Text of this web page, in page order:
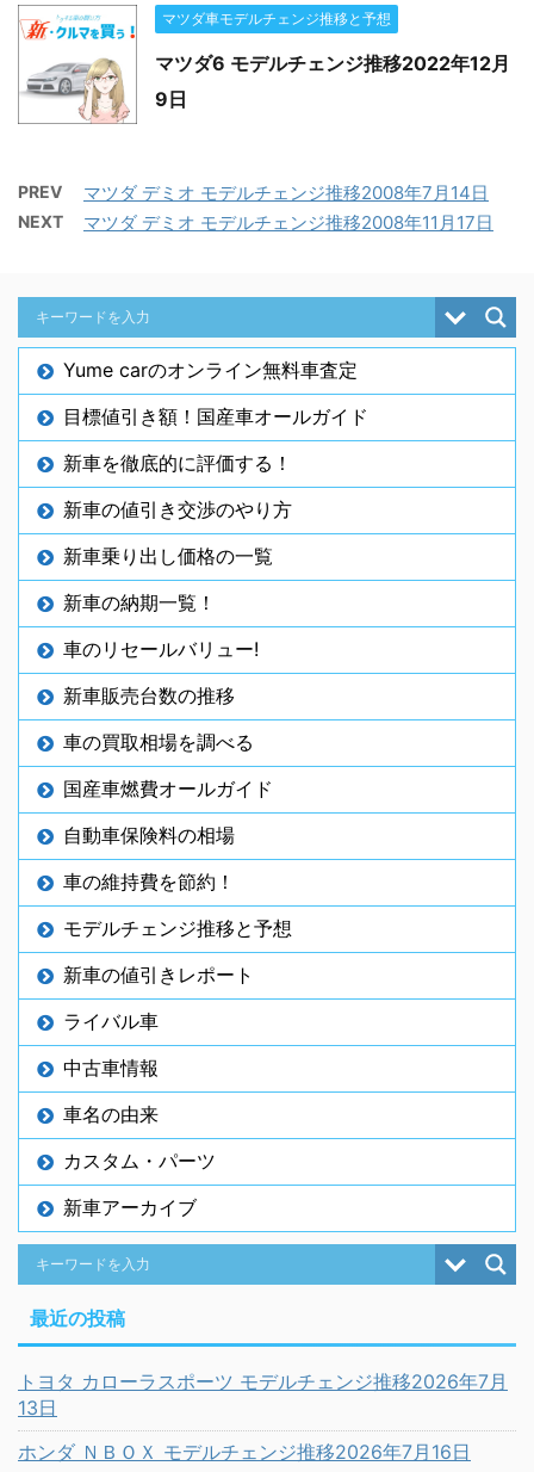
マツダ車モデルチェンジ推移と予想
マツダ6 モデルチェンジ推移2022年12月
9日
PREV マツダ デミオ モデルチェンジ推移2008年7月14日
NEXT マツダ デミオ モデルチェンジ推移2008年11月17日
Yume carのオンライン無料車査定
目標値引き額！国産車オールガイド
新車を徹底的に評価する！
新車の値引き交渉のやり方
新車乗り出し価格の一覧
新車の納期一覧！
車のリセールバリュー!
新車販売台数の推移
車の買取相場を調べる
国産車燃費オールガイド
自動車保険料の相場
車の維持費を節約！
モデルチェンジ推移と予想
新車の値引きレポート
ライバル車
中古車情報
車名の由来
カスタム・パーツ
新車アーカイブ
最近の投稿
トヨタ カローラスポーツ モデルチェンジ推移2026年7月
13日
ホンダ ＮＢＯＸ モデルチェンジ推移2026年7月16日